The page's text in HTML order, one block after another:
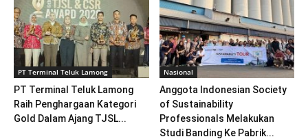
PT Terminal Teluk Lamong
PT Terminal Teluk Lamong
Raih Penghargaan Kategori
Gold Dalam Ajang TJSL...
Nasional
Anggota Indonesian Society
of Sustainability
Professionals Melakukan
Studi Banding Ke Pabrik...